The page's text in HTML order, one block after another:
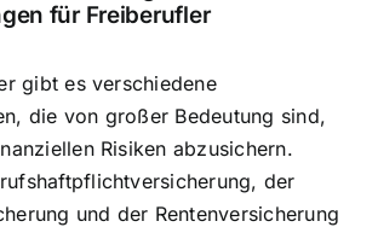
für Freiberufler
gibt es verschiedene
die von großer Bedeutung sind,
Risiken abzusichern.
der
und der Rentenversicherung